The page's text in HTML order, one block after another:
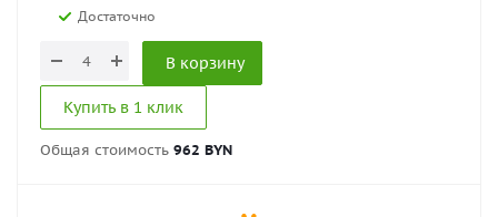
Достаточно
В корзину
Купить в 1 клик
Общая стоимость 962 BYN